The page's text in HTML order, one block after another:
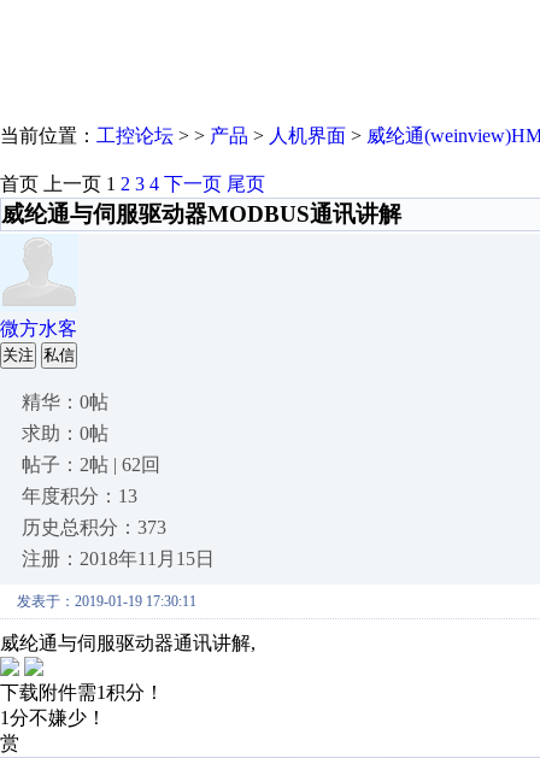
当前位置： 工控论坛 > > 产品 > 人机界面 > 威纶通
首页 上一页 1 2 3 4 下一页 尾页
威纶通与伺服驱动器MODBUS通讯讲解
微方水客
关注 私信
精华：0帖
求助：0帖
帖子：2帖 | 62回
年度积分：13
历史总积分：373
注册：2018年11月15日
发表于：2019-01-19 17:30:11
威纶通与伺服驱动器通讯讲解,
下载附件需1积分！
1分不嫌少！
赏